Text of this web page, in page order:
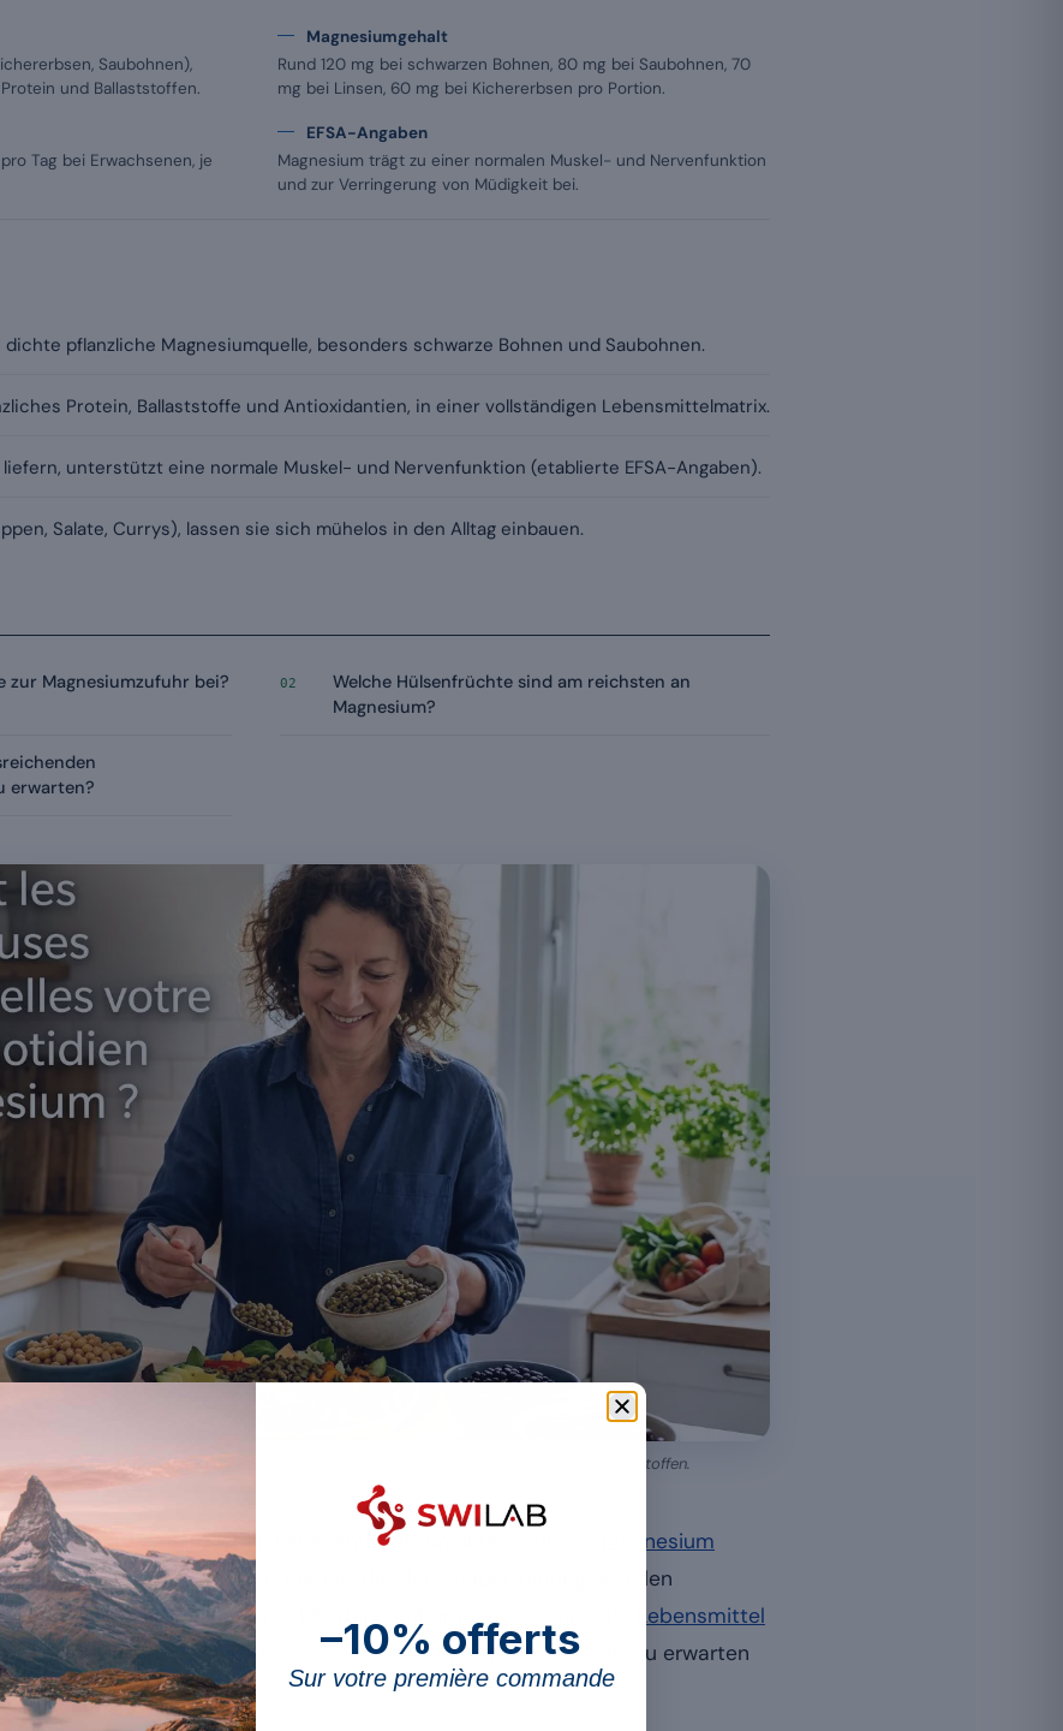
Saubohnen),
und Ballaststoffen.
Magnesiumgehalt
Rund 120 mg bei schwarzen Bohnen, 80 mg bei Saubohnen, 70
mg bei Linsen, 60 mg bei Kichererbsen pro Portion.
Tag bei Erwachsenen, je
EFSA-Angaben
Magnesium trägt zu einer normalen Muskel- und Nervenfunktion
und zur Verringerung von Müdigkeit bei.
pflanzliche Magnesiumquelle, besonders schwarze Bohnen und Saubohnen.
Protein, Ballaststoffe und Antioxidantien, in einer vollständigen Lebensmittelmatrix.
liefern, unterstützt eine normale Muskel- und Nervenfunktion (etablierte EFSA-Angaben).
Salate, Currys), lassen sie sich mühelos in den Alltag einbauen.
zur Magnesiumzufuhr bei? 02
Welche Hülsenfrüchte sind am reichsten an
Magnesium?
erwarten?
Bohnen und Saubohnen liefern Magnesium neben pflanzlichem Protein und Ballaststoffen.
wirksamsten pflanzlichen Lebensmitteln, um Ihre Zufuhr an
Magnesium
der für die Muskelkontraktion, die Nervenübertragung und den
ist. In diesem Teil unseres Überblicks über
magnesiumreiche Lebensmittel
dazu beitragen, welche zu bevorzugen sind und welche Vorteile zu erwarten
–10% offerts
Sur votre première commande